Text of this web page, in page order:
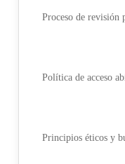
Proceso de revisión
Política de acceso
Principios éticos y